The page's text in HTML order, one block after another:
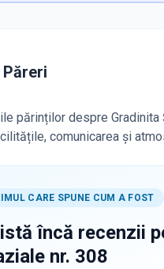
părinților despre
comunicarea și
CARE SPUNE CUM A FOST
încă recenzii
nr. 308